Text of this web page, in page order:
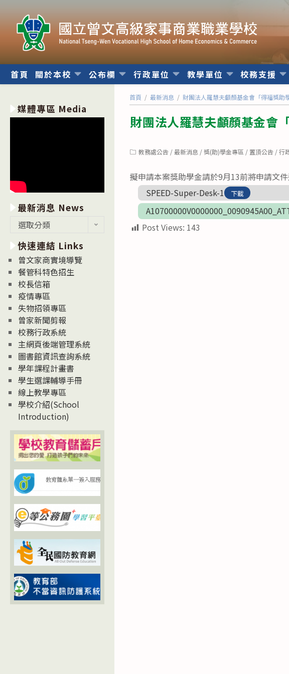
內
首頁 關於本校 公布欄 行政單位 教學單位 校務支援
首頁 / 最新消息 / 財團法人羅慧夫顱顏基金會「得福獎助學
財團法人羅慧夫顱顏基金會
Post教務處公告 / 最新消息 / 獎(助)學金專區 / 置頂公告 / 行
擬申請本案獎助學金請於9月13前將申請文
SPEED-Super-Desk-1
下載
Post Views: 143
媒體專區 Media
最新消息 News
消
息
News
選取分類
快速連結 Links
曾文家商實境導覽
餐管科特色招生
校長信箱
疫情專區
失物招領專區
曾家新聞剪報
校務行政系統
主網頁後端管理系統
圖書館資訊查詢系統
學年課程計畫書
學生選課輔導手冊
線上教學專區
學校介紹(School
Introduction)